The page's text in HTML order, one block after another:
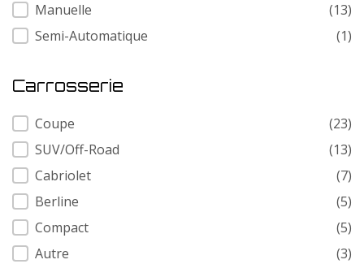
Manuelle
(13)
Semi-Automatique
(1)
Carrosserie
Carrosserie
Coupe
(23)
SUV/Off-Road
(13)
Cabriolet
(7)
Berline
(5)
Compact
(5)
Autre
(3)